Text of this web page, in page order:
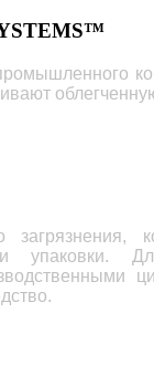
загрязнения,
упаковки.